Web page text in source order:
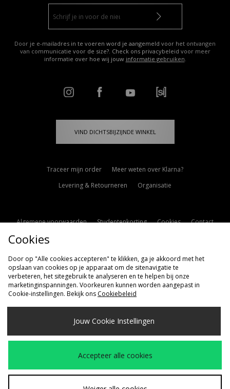
Door je e-mailadres in te voeren word je aangemeld voor het ontvangen
van communicatie voor de size?. Check ons privacybeleid voor meer
informatie over hoe wij jouw informatie gebruiken.
VIND DICHTSBIJZIJNDE WINKEL
Traceer mijn order
Meer weten over Klarna?
Levering & Retourneren
Organisatie
Algemene voorwaarden Studentenkorting Cookies
Contact
Cookie Instellingen
Verzenden Naar
Nederland
Wij accepteren de volgende betaalmethoden
Bezoek onze bedrijfspaginawww.jdplc.com
Cookies
Door op "Alle cookies accepteren" te klikken, ga je akkoord met het
opslaan van cookies op je apparaat om de sitenavigatie te
verbeteren, het sitegebruik te analyseren en te helpen bij onze
marketinginspanningen. Voorkeuren kunnen worden aangepast in
Cookie-instellingen. Bekijk ons Cookiebeleid
Jouw Cookie Instellingen
Accepteer alle cookies